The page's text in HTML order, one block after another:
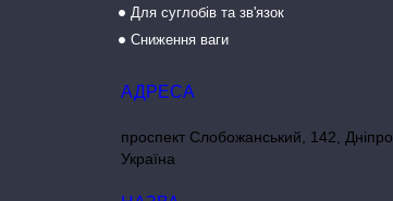
Для суглобів та зв'язок
Сниження ваги
проспект Слобожанський, 142, Дніпро,
Україна